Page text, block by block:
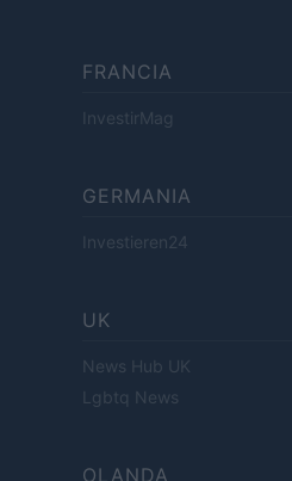
FRANCIA
InvestirMag
GERMANIA
Investieren24
UK
News Hub UK
Lgbtq News
OLANDA